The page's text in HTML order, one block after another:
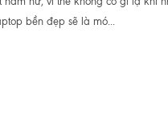
bền đẹp sẽ là mó...